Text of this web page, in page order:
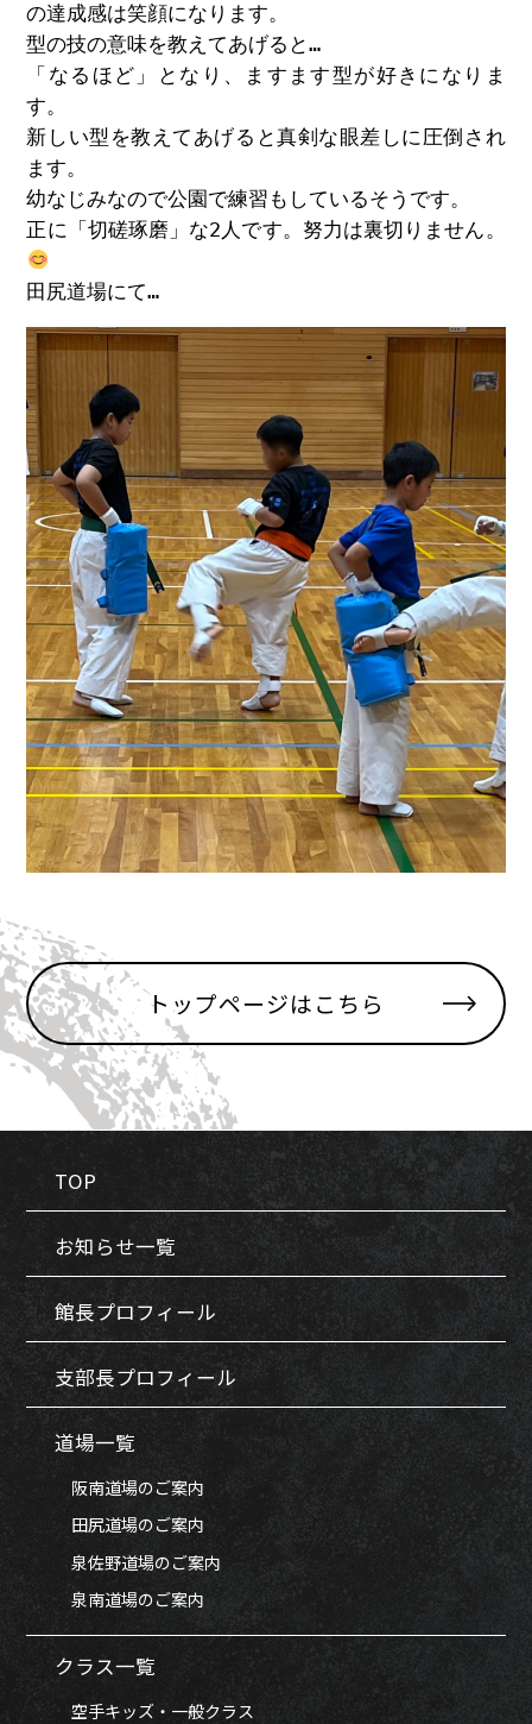
の達成感は笑顔になります。
型の技の意味を教えてあげると…
「なるほど」となり、ますます型が好きになりま
す。
新しい型を教えてあげると真剣な眼差しに圧倒され
ます。
幼なじみなので公園で練習もしているそうです。
正に「切磋琢磨」な2人です。努力は裏切りません。
田尻道場にて…
トップページはこちら
TOP
お知らせ一覧
館長プロフィール
支部長プロフィール
道場一覧
阪南道場のご案内
田尻道場のご案内
泉佐野道場のご案内
泉南道場のご案内
クラス一覧
空手キッズ・一般クラス